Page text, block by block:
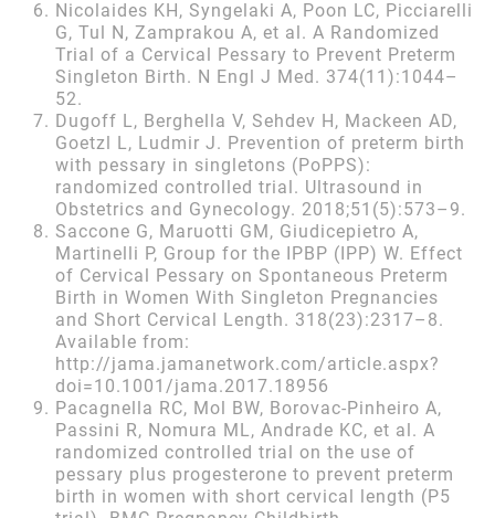
Nicolaides KH, Syngelaki A, Poon LC, Picciarelli
G, Tul N, Zamprakou A, et al. A Randomized
Trial of a Cervical Pessary to Prevent Preterm
Singleton Birth. N Engl J Med. 374(11):1044–
52.
Dugoff L, Berghella V, Sehdev H, Mackeen AD,
Goetzl L, Ludmir J. Prevention of preterm birth
with pessary in singletons (PoPPS):
randomized controlled trial. Ultrasound in
Obstetrics and Gynecology. 2018;51(5):573–9.
Saccone G, Maruotti GM, Giudicepietro A,
Martinelli P, Group for the IPBP (IPP) W. Effect
of Cervical Pessary on Spontaneous Preterm
Birth in Women With Singleton Pregnancies
and Short Cervical Length. 318(23):2317–8.
Available from:
http://jama.jamanetwork.com/article.aspx?
doi=10.1001/jama.2017.18956
Pacagnella RC, Mol BW, Borovac-Pinheiro A,
Passini R, Nomura ML, Andrade KC, et al. A
randomized controlled trial on the use of
pessary plus progesterone to prevent preterm
birth in women with short cervical length (P5